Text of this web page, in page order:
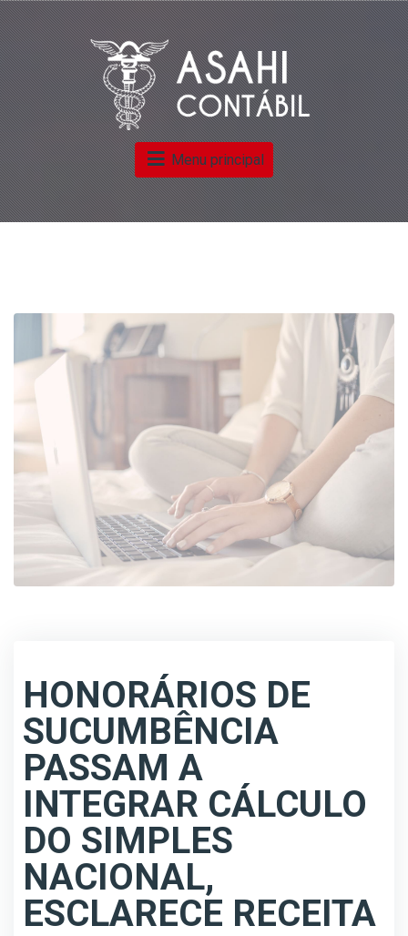
Menu principal
HONORÁRIOS DE
SUCUMBÊNCIA
PASSAM A
INTEGRAR CÁLCULO
DO SIMPLES
NACIONAL,
ESCLARECE RECEITA